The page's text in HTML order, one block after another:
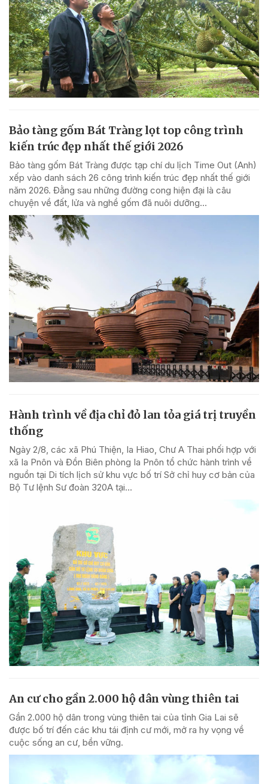
Bảo tàng gốm Bát Tràng lọt top công trình
kiến trúc đẹp nhất thế giới 2026
Bảo tàng gốm Bát Tràng được tạp chí du lịch Time Out (Anh)
xếp vào danh sách 26 công trình kiến trúc đẹp nhất thế giới
năm 2026. Đằng sau những đường cong hiện đại là câu
chuyện về đất, lửa và nghề gốm đã nuôi dưỡng...
Hành trình về địa chỉ đỏ lan tỏa giá trị truyền
thống
Ngày 2/8, các xã Phú Thiện, Ia Hiao, Chư A Thai phối hợp với
xã Ia Pnôn và Đồn Biên phòng Ia Pnôn tổ chức hành trình về
nguồn tại Di tích lịch sử khu vực bố trí Sở chỉ huy cơ bản của
Bộ Tư lệnh Sư đoàn 320A tại...
An cư cho gần 2.000 hộ dân vùng thiên tai
Gần 2.000 hộ dân trong vùng thiên tai của tỉnh Gia Lai sẽ
được bố trí đến các khu tái định cư mới, mở ra hy vọng về
cuộc sống an cư, bền vững.